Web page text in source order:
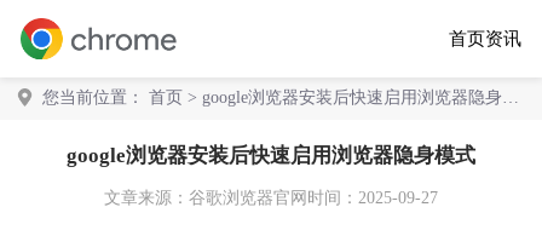
首页资讯
您当前位置： 首页 > google浏览器安装后快速启用浏览器隐身模
google浏览器安装后快速启用浏览器隐身模式
文章来源： 谷歌浏览器官网 时间：2025-09-27